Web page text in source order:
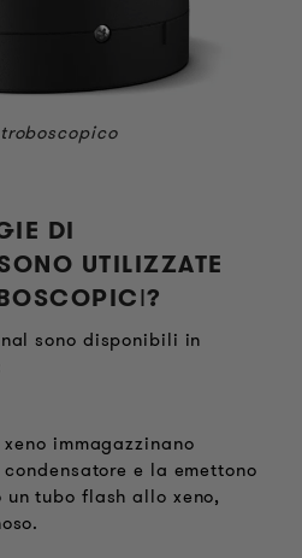
DI
UTILIZZATE
I?
sono disponibili in
immagazzinano
e la emettono
tubo flash allo xeno,